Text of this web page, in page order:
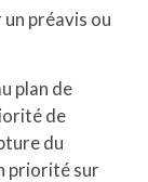
préavis ou
plan de
de
du
priorité sur